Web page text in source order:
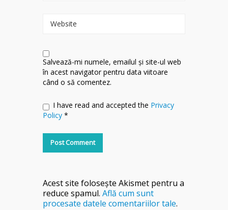
Website
Salvează-mi numele, emailul și site-ul web
în acest navigator pentru data viitoare
când o să comentez.
I have read and accepted the Privacy
Policy *
Acest site folosește Akismet pentru a
reduce spamul. Află cum sunt
procesate datele comentariilor tale.